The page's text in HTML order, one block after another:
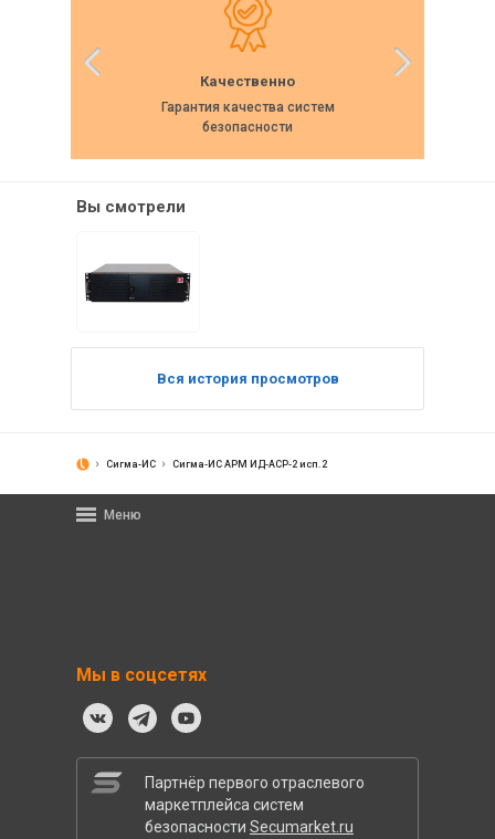
Качественно
Гарантия качества систем
безопасности
Вы смотрели
Вся история просмотров
Сигма-ИС Сигма-ИС АРМ ИД-АСР-2 исп.2
Меню
Мы в соцсетях
Партнёр первого отраслевого
маркетплейса систем
безопасности Secumarket.ru